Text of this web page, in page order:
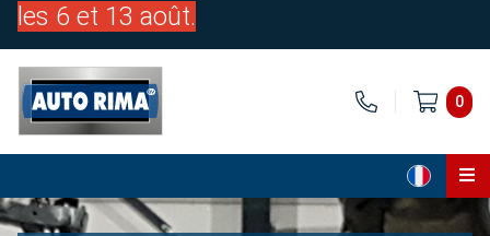
les 6 et 13 août.
0
Page d'accueil